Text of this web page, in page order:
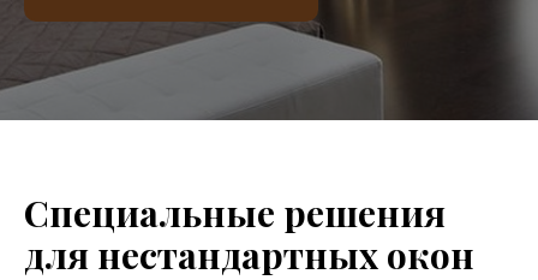
Специальные решения
для нестандартных окон